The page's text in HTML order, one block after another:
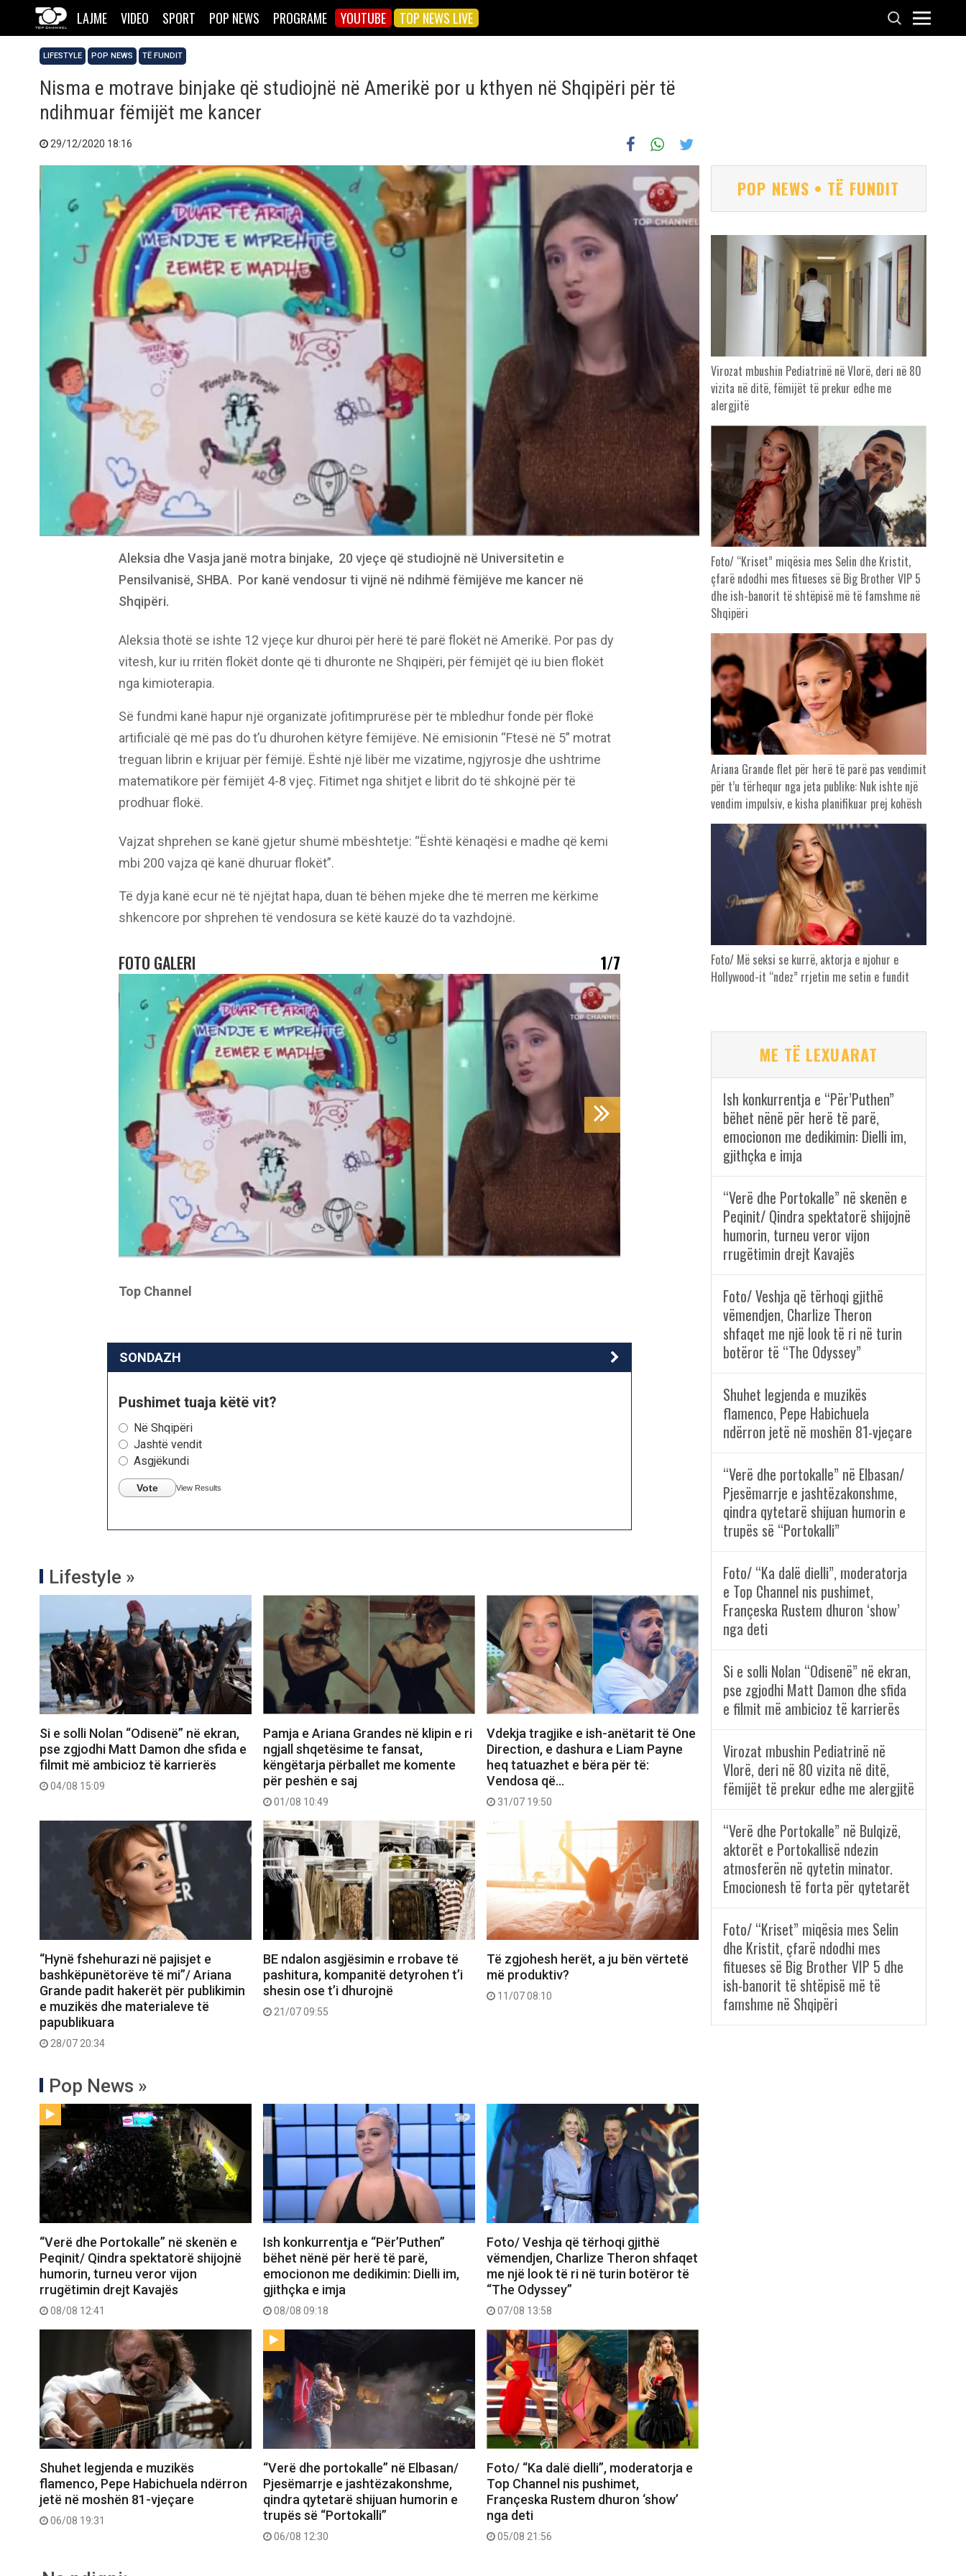
LAJME VIDEO SPORT POP NEWS PROGRAME YOUTUBE TOP NEWS LIVE
LIFESTYLE POP NEWS TË FUNDIT
Nisma e motrave binjake që studiojnë në Amerikë por u kthyen në Shqipëri për të
ndihmuar fëmijët me kancer
29/12/2020 18:16
Aleksia dhe Vasja janë motra binjake, 20 vjeçe që studiojnë në Universitetin e
Pensilvanisë, SHBA. Por kanë vendosur ti vijnë në ndihmë fëmijëve me kancer në
Shqipëri.
Aleksia thotë se ishte 12 vjeçe kur dhuroi për herë të parë flokët në Amerikë. Por pas dy
vitesh, kur iu rritën flokët donte që ti dhuronte ne Shqipëri, për fëmijët që iu bien flokët
nga kimioterapia.
Së fundmi kanë hapur një organizatë jofitimprurëse për të mbledhur fonde për flokë
artificialë që më pas do t’u dhurohen këtyre fëmijëve. Në emisionin “Ftesë në 5” motrat
treguan librin e krijuar për fëmijë. Është një libër me vizatime, ngjyrosje dhe ushtrime
matematikore për fëmijët 4-8 vjeç. Fitimet nga shitjet e librit do të shkojnë për të
prodhuar flokë.
Vajzat shprehen se kanë gjetur shumë mbështetje: “Është kënaqësi e madhe që kemi
mbi 200 vajza që kanë dhuruar flokët”.
Të dyja kanë ecur në të njëjtat hapa, duan të bëhen mjeke dhe të merren me kërkime
shkencore por shprehen të vendosura se këtë kauzë do ta vazhdojnë.
FOTO GALERI 1/7
Top Channel
SONDAZH
Pushimet tuaja këtë vit?
Në Shqipëri
Jashtë vendit
Asgjëkundi
Vote View Results
Lifestyle »
Si e solli Nolan “Odisenë” në ekran,
pse zgjodhi Matt Damon dhe sfida e
filmit më ambicioz të karrierës
04/08 15:09
Pamja e Ariana Grandes në klipin e ri
ngjall shqetësime te fansat,
këngëtarja përballet me komente
për peshën e saj
01/08 10:49
Vdekja tragjike e ish-anëtarit të One
Direction, e dashura e Liam Payne
heq tatuazhet e bëra për të:
Vendosa që…
31/07 19:50
“Hynë fshehurazi në pajisjet e
bashkëpunëtorëve të mi”/ Ariana
Grande padit hakerët për publikimin
e muzikës dhe materialeve të
papublikuara
28/07 20:34
BE ndalon asgjësimin e rrobave të
pashitura, kompanitë detyrohen t’i
shesin ose t’i dhurojnë
21/07 09:55
Të zgjohesh herët, a ju bën vërtetë
më produktiv?
11/07 08:10
Pop News »
“Verë dhe Portokalle” në skenën e
Peqinit/ Qindra spektatorë shijojnë
humorin, turneu veror vijon
rrugëtimin drejt Kavajës
08/08 12:41
Ish konkurrentja e “Për’Puthen”
bëhet nënë për herë të parë,
emocionon me dedikimin: Dielli im,
gjithçka e imja
08/08 09:18
Foto/ Veshja që tërhoqi gjithë
vëmendjen, Charlize Theron shfaqet
me një look të ri në turin botëror të
“The Odyssey”
07/08 13:58
Shuhet legjenda e muzikës
flamenco, Pepe Habichuela ndërron
jetë në moshën 81-vjeçare
06/08 19:31
“Verë dhe portokalle” në Elbasan/
Pjesëmarrje e jashtëzakonshme,
qindra qytetarë shijuan humorin e
trupës së “Portokalli”
06/08 12:30
Foto/ “Ka dalë dielli”, moderatorja e
Top Channel nis pushimet,
Françeska Rustem dhuron ‘show’
nga deti
05/08 21:56
POP NEWS • TË FUNDIT
Virozat mbushin Pediatrinë në Vlorë, deri në 80
vizita në ditë, fëmijët të prekur edhe me
alergjitë
Foto/ “Kriset” miqësia mes Selin dhe Kristit,
çfarë ndodhi mes fitueses së Big Brother VIP 5
dhe ish-banorit të shtëpisë më të famshme në
Shqipëri
Ariana Grande flet për herë të parë pas vendimit
për t’u tërhequr nga jeta publike: Nuk ishte një
vendim impulsiv, e kisha planifikuar prej kohësh
Foto/ Më seksi se kurrë, aktorja e njohur e
Hollywood-it “ndez” rrjetin me setin e fundit
ME TË LEXUARAT
Ish konkurrentja e “Për’Puthen”
bëhet nënë për herë të parë,
emocionon me dedikimin: Dielli im,
gjithçka e imja
“Verë dhe Portokalle” në skenën e
Peqinit/ Qindra spektatorë shijojnë
humorin, turneu veror vijon
rrugëtimin drejt Kavajës
Foto/ Veshja që tërhoqi gjithë
vëmendjen, Charlize Theron
shfaqet me një look të ri në turin
botëror të “The Odyssey”
Shuhet legjenda e muzikës
flamenco, Pepe Habichuela
ndërron jetë në moshën 81-vjeçare
“Verë dhe portokalle” në Elbasan/
Pjesëmarrje e jashtëzakonshme,
qindra qytetarë shijuan humorin e
trupës së “Portokalli”
Foto/ “Ka dalë dielli”, moderatorja
e Top Channel nis pushimet,
Françeska Rustem dhuron ‘show’
nga deti
Si e solli Nolan “Odisenë” në ekran,
pse zgjodhi Matt Damon dhe sfida
e filmit më ambicioz të karrierës
Virozat mbushin Pediatrinë në
Vlorë, deri në 80 vizita në ditë,
fëmijët të prekur edhe me alergjitë
“Verë dhe Portokalle” në Bulqizë,
aktorët e Portokallisë ndezin
atmosferën në qytetin minator.
Emocionesh të forta për qytetarët
Foto/ “Kriset” miqësia mes Selin
dhe Kristit, çfarë ndodhi mes
fitueses së Big Brother VIP 5 dhe
ish-banorit të shtëpisë më të
famshme në Shqipëri